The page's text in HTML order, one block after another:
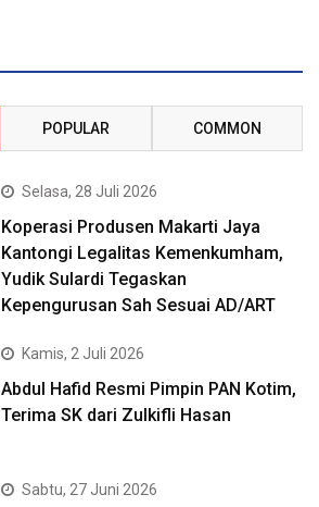
POPULAR COMMON
Selasa, 28 Juli 2026
Koperasi Produsen Makarti Jaya
Kantongi Legalitas Kemenkumham,
Yudik Sulardi Tegaskan
Kepengurusan Sah Sesuai AD/ART
Kamis, 2 Juli 2026
Abdul Hafid Resmi Pimpin PAN Kotim,
Terima SK dari Zulkifli Hasan
Sabtu, 27 Juni 2026